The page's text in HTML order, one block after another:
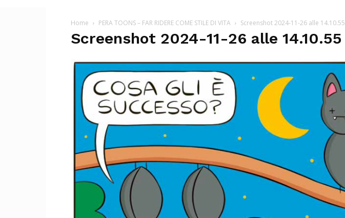
Home PERA TOONS – FAR RIDERE COME STILE DI VITA Screenshot 2024-11-26 alle 14.10.55
Screenshot 2024-11-26 alle 14.10.55